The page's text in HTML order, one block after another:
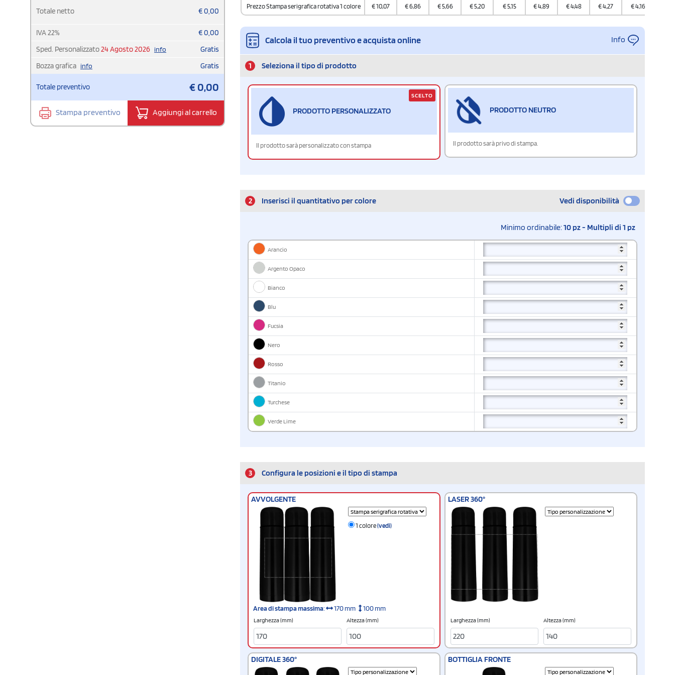
Totale netto
€0,00
IVA22% €0,00
Sped. Personalizzato24 Agosto 2026 info
Gratis
Bozza grafica info Gratis
Totale preventivo €0,00
Stampa preventivo Aggiungi al carrello
Prezzo Stampa serigrafica rotativa 1 colore €10,07 €6,86 €5,66 €5,20 €5,15 €4,89 €4,48 €4,27 €4,16
Calcola il tuo preventivo e acquista online Info
1 Seleziona il tipo di prodotto
PRODOTTO PERSONALIZZATO
Il prodotto sarà personalizzato con stampa
SCELTO
PRODOTTO NEUTRO
Il prodotto sarà privo di stampa.
2 Inserisci il quantitativo per colore Vedi disponibilità
Minimo ordinabile:10 pz - Multipli di 1 pz
Arancio
Argento Opaco
Bianco
Blu
Fucsia
Nero
Rosso
Titanio
Turchese
Verde Lime
3 Configura le posizioni e il tipo di stampa
AVVOLGENTE
1 colore(vedi)
Area di stampa massima: 170 mm 100 mm
Larghezza (mm) Altezza (mm)
LASER 360°
Larghezza (mm) Altezza (mm)
DIGITALE 360° BOTTIGLIA FRONTE